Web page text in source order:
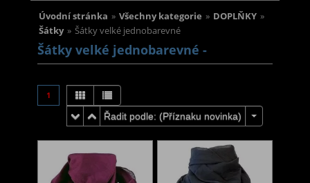
Úvodní stránka » Všechny kategorie » DOPLŇKY »
Šátky » Šátky velké jednobarevné
Šátky velké jednobarevné -
1
Řadit podle: (Příznaku novinka)